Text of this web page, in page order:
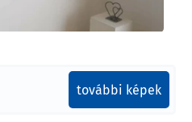
további képek